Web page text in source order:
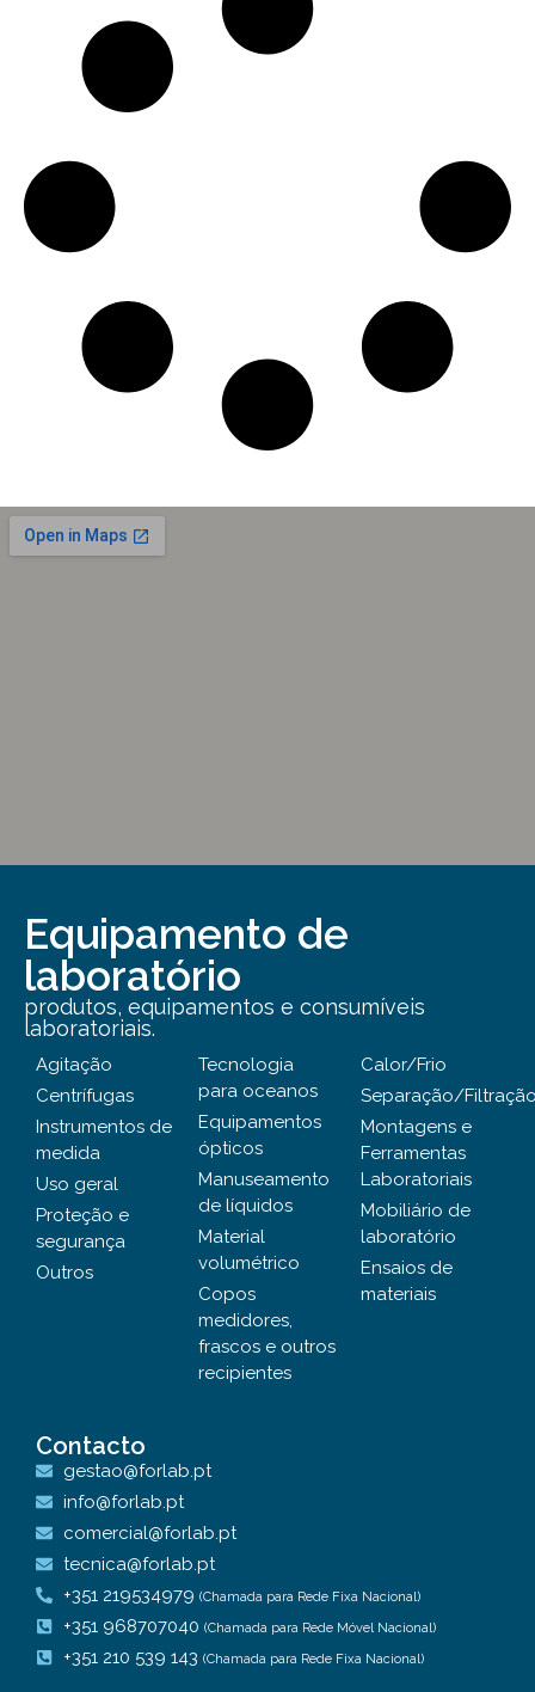
Equipamento de
laboratório
produtos, equipamentos e consumíveis
laboratoriais.
Agitação
Centrífugas
Instrumentos de
medida
Uso geral
Proteção e
segurança
Outros
Tecnologia
para oceanos
Equipamentos
ópticos
Manuseamento
de líquidos
Material
volumétrico
Copos
medidores,
frascos e outros
recipientes
Calor/Frio
Separação/
Montagens e
Ferramentas
Laboratoriais
Mobiliário de
laboratório
Ensaios de
materiais
Contacto
gestao@forlab.pt
info@forlab.pt
comercial@forlab.pt
tecnica@forlab.pt
+351 219534979 (Chamada para Rede Fixa Nacional)
+351 968707040 (Chamada para Rede Móvel Nacional)
+351 210 539 143 (Chamada para Rede Fixa Nacional)